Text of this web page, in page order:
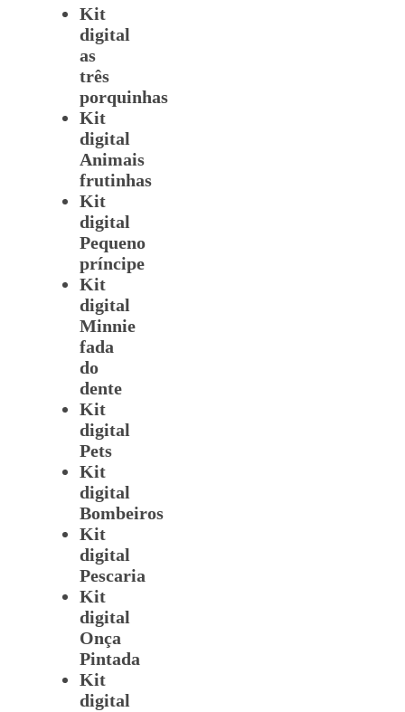
Kit
digital
as
três
porquinhas
Kit
digital
Animais
frutinhas
Kit
digital
Pequeno
príncipe
Kit
digital
Minnie
fada
do
dente
Kit
digital
Pets
Kit
digital
Bombeiros
Kit
digital
Pescaria
Kit
digital
Onça
Pintada
Kit
digital